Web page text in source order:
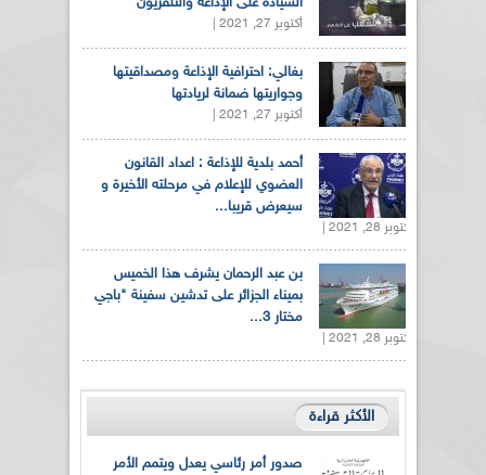
السيادة على الإذاعة والتلفزيون
أكتوبر 27, 2021 |
بغالي: احترافية الإذاعة ومصداقيتها
وجواريتها ضمانة لريادتها
أكتوبر 27, 2021 |
أحمد بلدية للإذاعة : اعداد القانون
العضوي للإعلام في مرحلته الأخيرة و
سيعرض قريبا...
أكتوبر 28, 2021 |
بن عبد الرحمان يشرف هذا الخميس
بميناء الجزائر على تدشين سفينة "باجي
مختار 3...
أكتوبر 28, 2021 |
الأكثر قراءة
صدور أمر رئاسي يعدل ويتمم الأمر